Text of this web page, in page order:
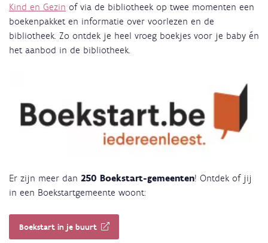
Kind en Gezin of via de bibliotheek op twee momenten een
boekenpakket en informatie over voorlezen en de
bibliotheek. Zo ontdek je heel vroeg boekjes voor je baby én
het aanbod in de bibliotheek.
Er zijn meer dan 250 Boekstart-gemeenten! Ontdek of jij
in een Boekstartgemeente woont:
Boekstart in je buurt